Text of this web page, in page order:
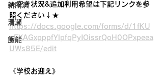
新所沢
清瀬
飯能
★空き状況&追加利用希望は下記リンクを参
照ください↓★
https://docs.google.com/forms/d/1fKU
qEXAGxpppfYlpfqPyIOissrQoH0OPxpeea
UWs85E/edit
《学校お迎え》